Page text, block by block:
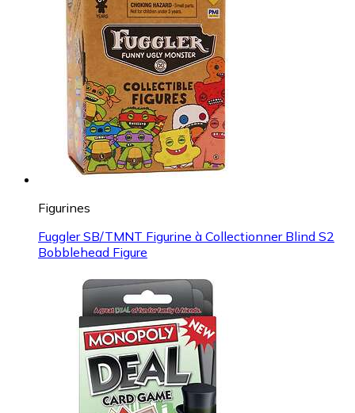
Figurines
Fuggler SB/TMNT Figurine à Collectionner Blind S2
Bobblehead Figure